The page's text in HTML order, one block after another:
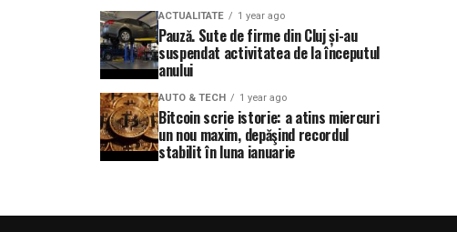
ACTUALITATE 1 year ago
Pauză. Sute de firme din Cluj și-au
suspendat activitatea de la începutul
anului
AUTO & TECH 1 year ago
Bitcoin scrie istorie: a atins miercuri
un nou maxim, depăşind recordul
stabilit în luna ianuarie